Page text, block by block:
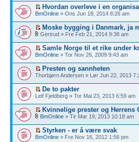
Hvordan overleve i en
BmOnline » Ons Jun 18, 2014 8:26 am
Moske bygging i Danmark, ja
Gertrud » Fre Feb 21, 2014 9:38 am
Samle Norge til et rike under
BmOnline » Tor Nov 26, 2009 9:43 am
Presten og sannheten
Thorbjørn Andersen » Lør Jun 22, 2013
De to pakter
Leif Fjeldberg » Tor Mai 23, 2013 6:59 am
Kvinnelige prester og Herrens
BmOnline » Tir Mar 19, 2013 10:18 am
Styrken - er å være svak
BmOnline » Fre Nov 16, 2012 1:56 pm